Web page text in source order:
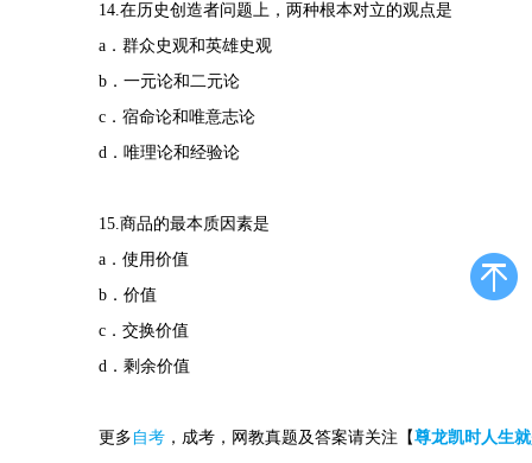
14.在历史创造者问题上，两种根本对立的观点是
a．群众史观和英雄史观
b．一元论和二元论
c．宿命论和唯意志论
d．唯理论和经验论
15.商品的最本质因素是
a．使用价值
b．价值
c．交换价值
d．剩余价值
更多 自考 ，成考，网教真题及答案请关注【尊龙凯时人生